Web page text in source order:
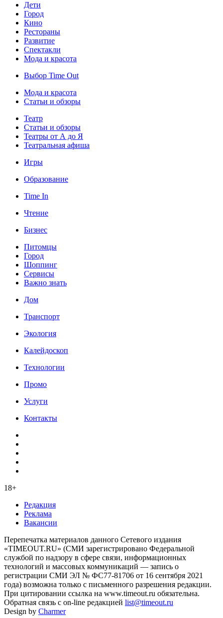
Дети
Город
Кино
Рестораны
Развитие
Спектакли
Мода и красота
Выбор Time Out
Мода и красота
Статьи и обзоры
Театр
Статьи и обзоры
Театры от А до Я
Театральная афиша
Игры
Образование
Time In
Чтение
Бизнес
Питомцы
Город
Шоппинг
Сервисы
Важно знать
Дом
Транспорт
Экология
Калейдоскоп
Технологии
Промо
Услуги
Контакты
18+
Редакция
Реклама
Вакансии
Перепечатка материалов данного Сетевого издания
«TIMEOUT.RU» (СМИ зарегистрировано Федеральной
службой по надзору в сфере связи, информационных
технологий и массовых коммуникаций — запись о
регистрации СМИ ЭЛ № ФС77-81706 от 16 сентября 2021
года) возможна только с письменного разрешения редакции.
При цитировании ссылка на www.timeout.ru обязательна.
Обратная связь с on-line редакцией list@timeout.ru
Design by Charmer